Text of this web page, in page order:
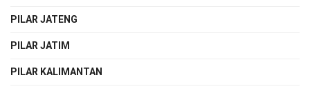
PILAR JATENG
PILAR JATIM
PILAR KALIMANTAN